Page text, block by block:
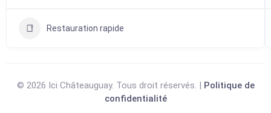
Restauration rapide
© 2026 Ici Châteauguay. Tous droit réservés. | Politique de
confidentialité